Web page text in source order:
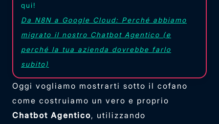
qui!
Da N8N a Google Cloud: Perché abbiamo
migrato il nostro Chatbot Agentico (e
perché la tua azienda dovrebbe farlo
subito)
Oggi vogliamo mostrarti sotto il cofano
come costruiamo un vero e proprio
Chatbot Agentico, utilizzando